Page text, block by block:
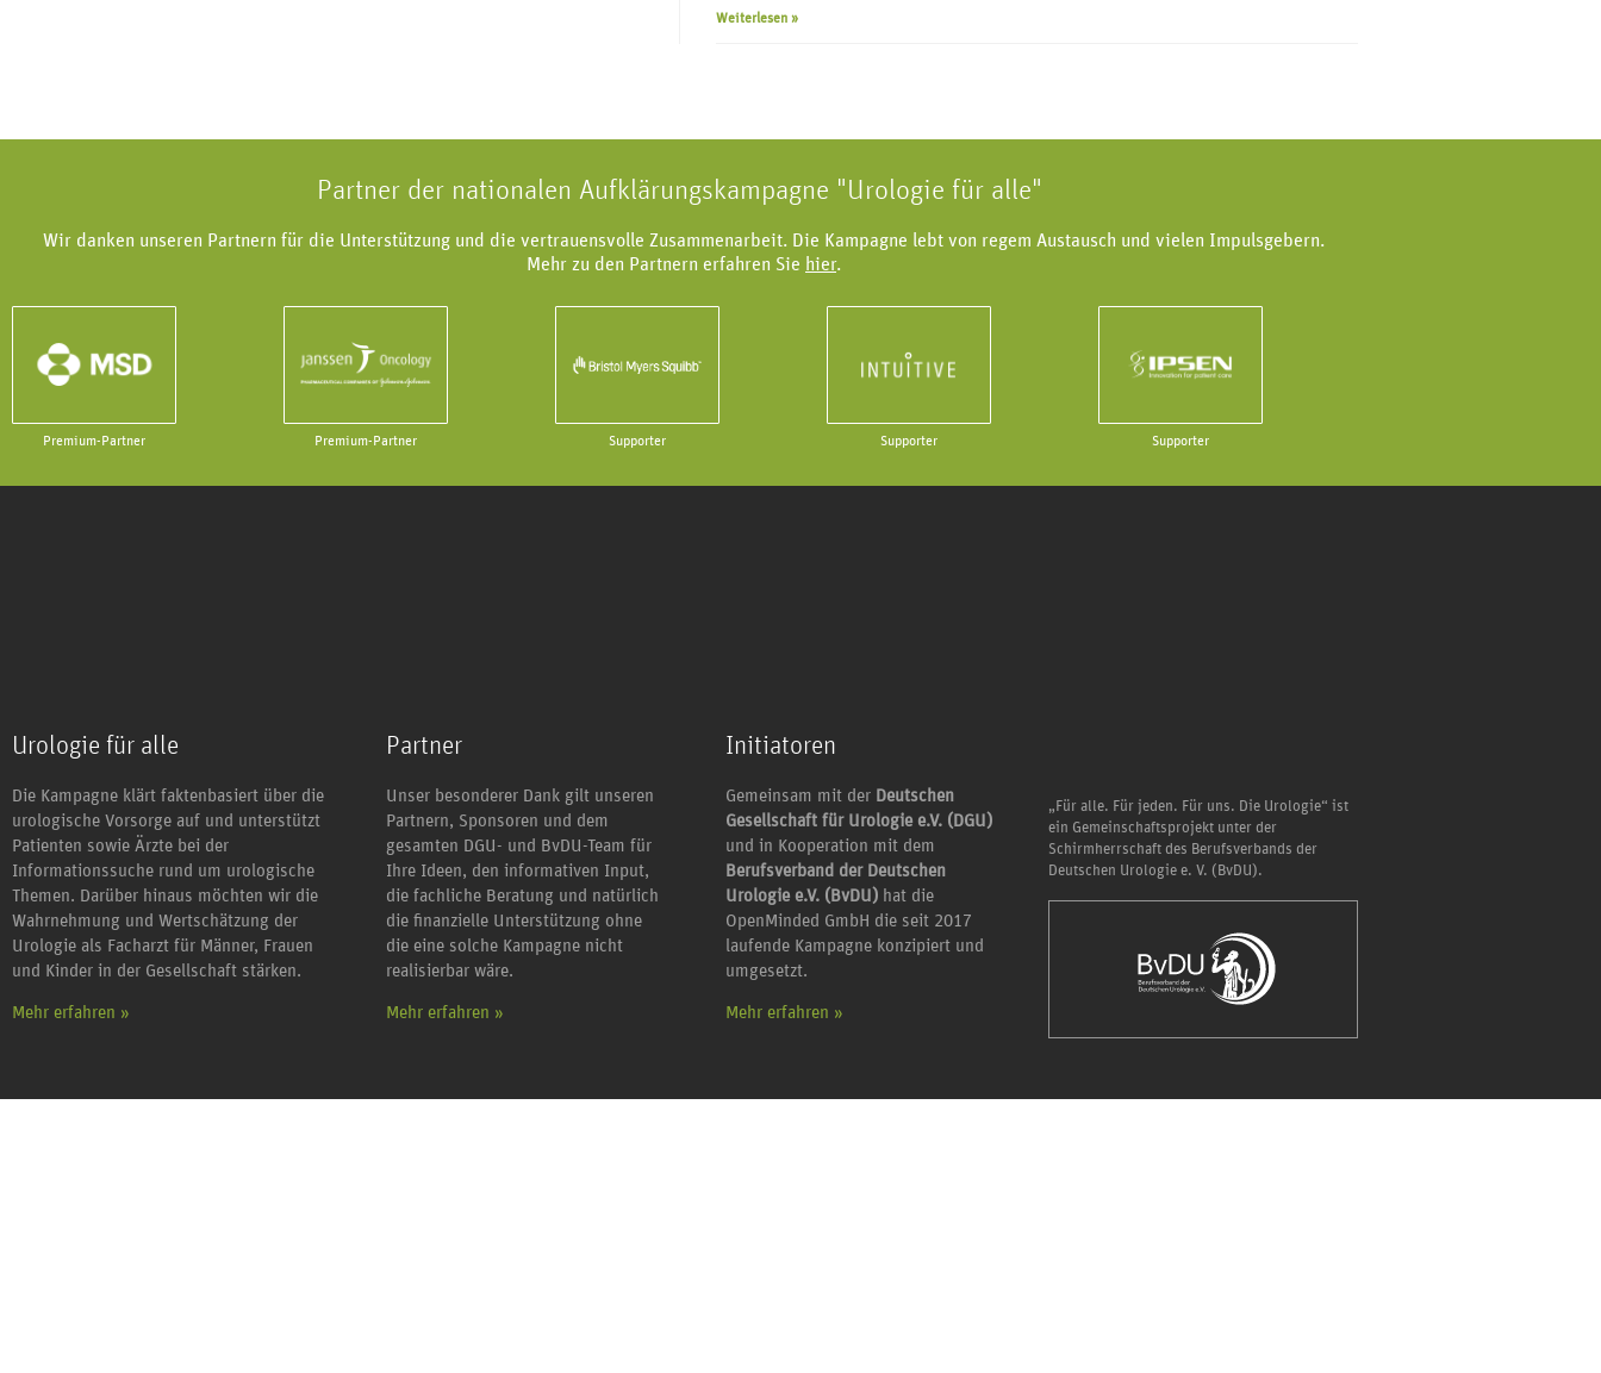
Weiterlesen »
Partner der nationalen Aufklärungskampagne "Urologie für alle"
Wir danken unseren Partnern für die Unterstützung und die vertrauensvolle Zusammenarbeit. Die Kampagne lebt von regem Austausch und vielen Impulsgebern.
Mehr zu den Partnern erfahren Sie hier.
Premium-Partner Premium-Partner Supporter Supporter Supporter
Urologie für alle
Die Kampagne klärt faktenbasiert über die
urologische Vorsorge auf und unterstützt
Patienten sowie Ärzte bei der
Informationssuche rund um urologische
Themen. Darüber hinaus möchten wir die
Wahrnehmung und Wertschätzung der
Urologie als Facharzt für Männer, Frauen
und Kinder in der Gesellschaft stärken.
Mehr erfahren »
Partner
Unser besonderer Dank gilt unseren
Partnern, Sponsoren und dem
gesamten DGU- und BvDU-Team für
Ihre Ideen, den informativen Input,
die fachliche Beratung und natürlich
die finanzielle Unterstützung ohne
die eine solche Kampagne nicht
realisierbar wäre.
Mehr erfahren »
Initiatoren
Gemeinsam mit der Deutschen
Gesellschaft für Urologie e.V. (DGU)
und in Kooperation mit dem
Berufsverband der Deutschen
Urologie e.V. (BvDU)hat die
OpenMinded GmbH die seit 2017
laufende Kampagne konzipiert und
umgesetzt.
Mehr erfahren »
„Für alle. Für jeden. Für uns. Die Urologie“ ist
ein Gemeinschaftsprojekt unter der
Schirmherrschaft des Berufsverbands der
Deutschen Urologie e. V. (BvDU).